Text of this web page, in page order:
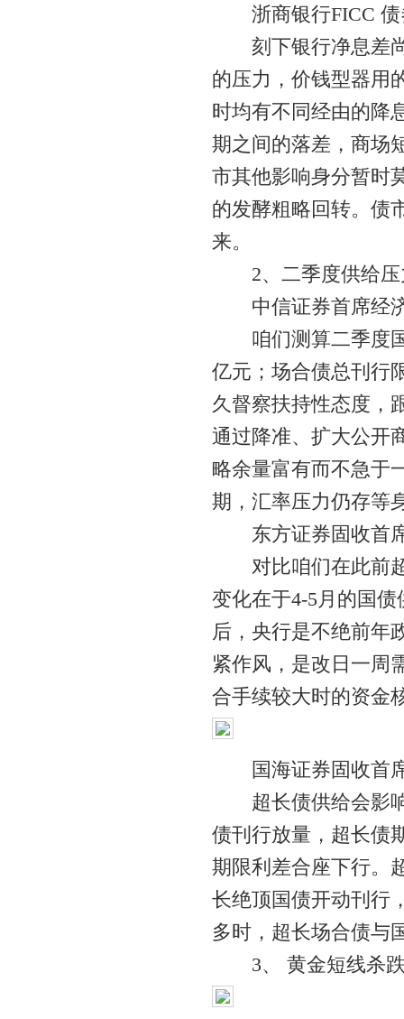
浙商银行FICC 债
刻下银行净息差尚
的压力，价钱型器用
时均有不同经由的降
期之间的落差，商场
市其他影响身分暂时
的发酵粗略回转。债
来。
2、二季度供给压
中信证券首席经
咱们测算二季度国
亿元；场合债总刊行
久督察扶持性态度，
通过降准、扩大公开
略余量富有而不急于
期，汇率压力仍存等
东方证券固收首
对比咱们在此前超
变化在于4-5月的国
后，央行是不绝前年
紧作风，是改日一周
合手续较大时的资金
国海证券固收首
超长债供给会影响
债刊行放量，超长债
期限利差合座下行。
长绝顶国债开动刊行
多时，超长场合债与
3、 黄金短线杀